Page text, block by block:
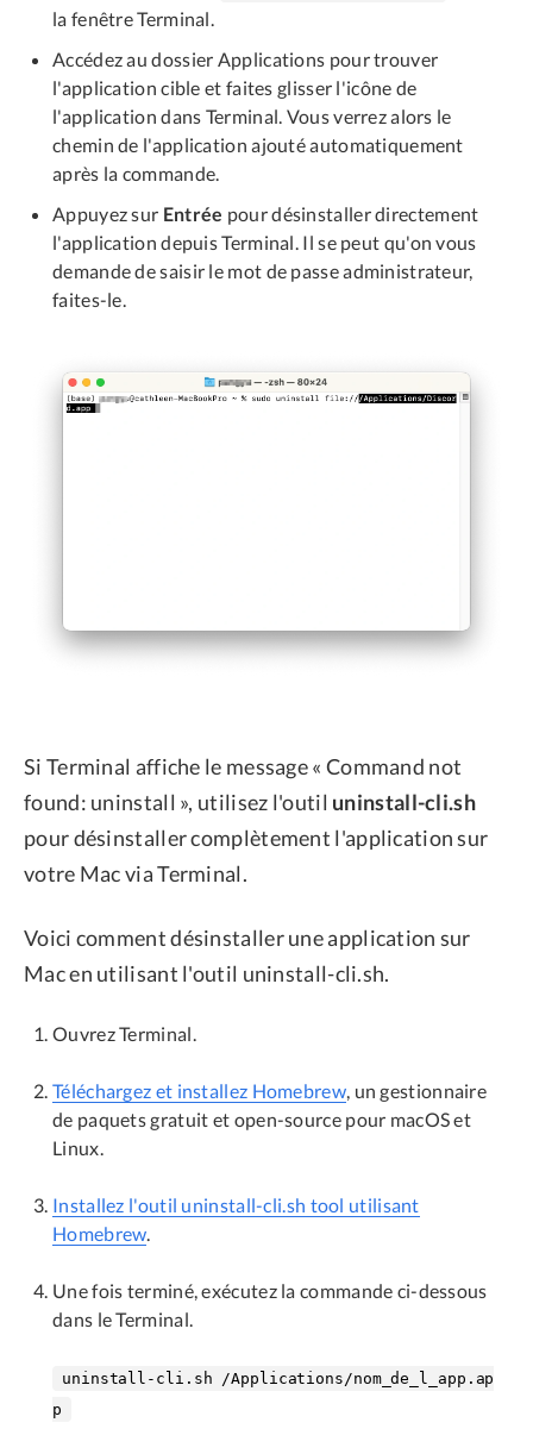
la fenêtre Terminal.
Accédez au dossier Applications pour trouver
l'application cible et faites glisser l'icône de
l'application dans Terminal. Vous verrez alors le
chemin de l'application ajouté automatiquement
après la commande.
Appuyez sur Entrée pour désinstaller directement
l'application depuis Terminal. Il se peut qu'on vous
demande de saisir le mot de passe administrateur,
faites-le.
Si Terminal affiche le message « Command not
found: uninstall », utilisez l'outil uninstall-cli.sh
pour désinstaller complètement l'application sur
votre Mac via Terminal.
Voici comment désinstaller une application sur
Mac en utilisant l'outil uninstall-cli.sh.
Ouvrez Terminal.
Téléchargez et installez Homebrew, un gestionnaire
de paquets gratuit et open-source pour macOS et
Linux.
Installez l'outil uninstall-cli.sh tool utilisant
Homebrew.
Une fois terminé, exécutez la commande ci-dessous
dans le Terminal.
uninstall-cli.sh /Applications/nom_de_l_app.ap
p